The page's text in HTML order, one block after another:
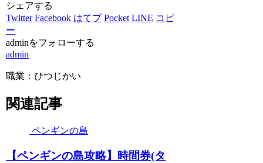
シェアする
Twitter Facebook はてブ Pocket LINE コピ
ー
adminをフォローする
admin
職業：ひつじかい
関連記事
ペンギンの島
【ペンギンの島攻略】時間券(タ